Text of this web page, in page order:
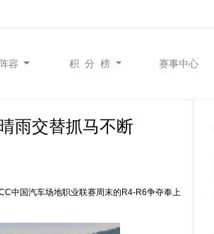
容 积 分 榜 赛事中心
雨交替抓马不断
中国汽车场地职业联赛周末的R4-R6争夺奉上